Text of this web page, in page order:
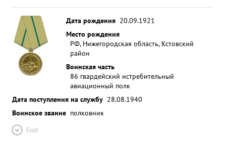
Дата рождения 20.09.1921
Место рождения
РФ, Нижегородская область, Кстовский
район
Воинская часть
86 гвардейский истребительный
авиационный полк
Дата поступления на службу 28.08.1940
Воинское звание полковник
Ещё